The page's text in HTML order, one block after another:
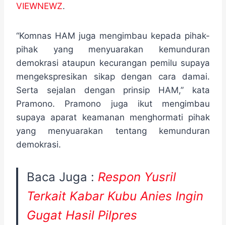
VIEWNEWZ.
“Komnas HAM juga mengimbau kepada pihak-
pihak yang menyuarakan kemunduran
demokrasi ataupun kecurangan pemilu supaya
mengekspresikan sikap dengan cara damai.
Serta sejalan dengan prinsip HAM,” kata
Pramono. Pramono juga ikut mengimbau
supaya aparat keamanan menghormati pihak
yang menyuarakan tentang kemunduran
demokrasi.
Baca Juga : Respon Yusril
Terkait Kabar Kubu Anies Ingin
Gugat Hasil Pilpres